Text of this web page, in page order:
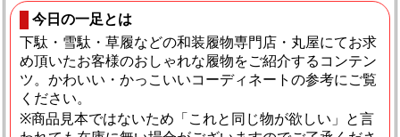
今日の一足とは
下駄・雪駄・草履などの和装履物専門店・丸屋にてお求
め頂いたお客様のおしゃれな履物をご紹介するコンテン
ツ。かわいい・かっこいいコーディネートの参考にご覧
ください。
※商品見本ではないため「これと同じ物が欲しい」と言